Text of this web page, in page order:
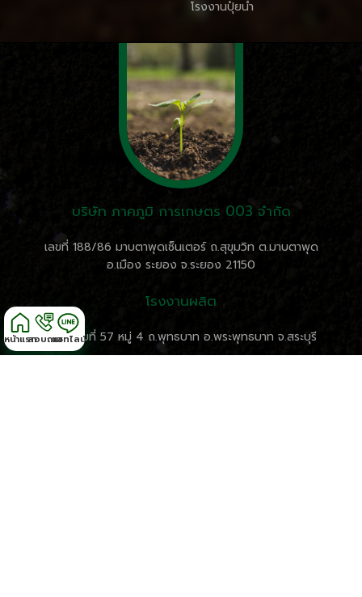
โรงงานปุ๋ยน้ำ
บริษัท ภาคภูมิ การเกษตร 003 จำกัด
เลขที่ 188/86 มาบตาพุดเซ็นเตอร์ ถ.สุขุมวิท ต.มาบตาพุด
อ.เมือง ระยอง จ.ระยอง 21150
โรงงานผลิต
ที่ตั้ง เลขที่ 57 หมู่ 4 ถ.พุทธบาท อ.พระพุทธบาท จ.สระบุรี
หน้าแรกสอบถามแชทไลน์